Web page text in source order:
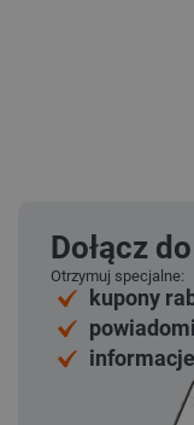
Dołącz
Otrzymuj specjalne:
kupony